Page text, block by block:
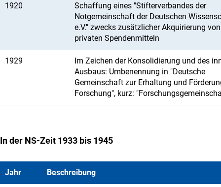
1920
Schaffung eines "Stifterverbandes der
Notgemeinschaft der Deutschen
e.V." zwecks zusätzlicher Akquirierung von
privaten Spendenmitteln
1929
Im Zeichen der Konsolidierung und des
Ausbaus: Umbenennung in "Deutsche
Gemeinschaft zur Erhaltung und
Forschung", kurz:
In der NS-Zeit 1933 bis 1945
Jahr Beschreibung